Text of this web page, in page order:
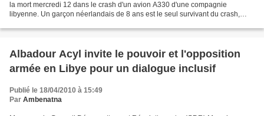
la mort mercredi 12 dans le crash d'un avion A330 d'une compagnie
libyenne. Un garçon néerlandais de 8 ans est le seul survivant du crash,
Albadour Acyl invite le pouvoir et l'opposition
armée en Libye pour un dialogue inclusif
Publié le 18/04/2010 à 15:49
Par Ambenatna